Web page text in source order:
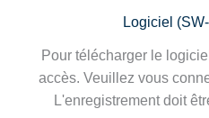
Logiciel
Pour télécharger le
accès. Veuillez vous
L'enregistrement doit